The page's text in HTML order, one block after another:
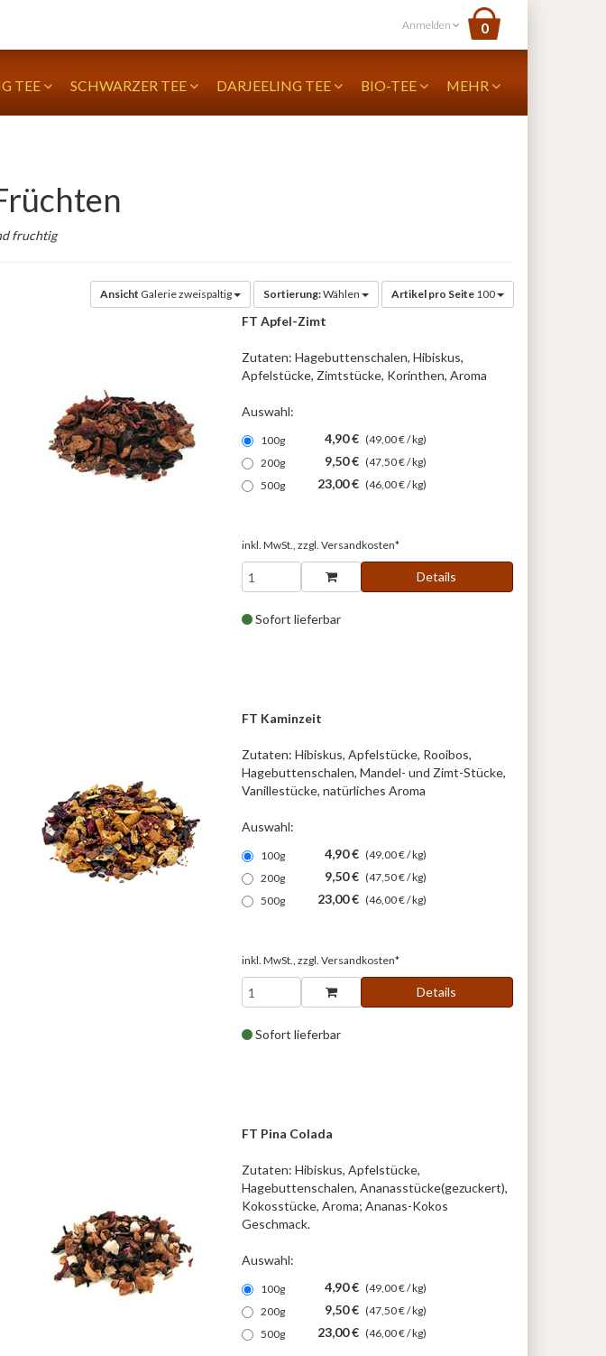
Anmelden 0
TEE SCHWARZER TEE DARJEELING TEE BIO-TEE MEHR
fruchtig
Ansicht Galerie zweispaltig Sortierung:Wählen Artikel pro Seite 100
FT Apfel-Zimt
Zutaten: Hagebuttenschalen, Hibiskus,
Apfelstücke, Zimtstücke, Korinthen, Aroma
Auswahl:
100g 4,90 € (49,00 € / kg)
200g
9,50 € (47,50 € / kg)
500g
23,00 € (46,00 € / kg)
inkl. MwSt., zzgl. Versandkosten*
Details
Sofort lieferbar
FT Kaminzeit
Zutaten: Hibiskus, Apfelstücke, Rooibos,
Hagebuttenschalen, Mandel- und Zimt-Stücke,
Vanillestücke, natürliches Aroma
Auswahl:
100g 4,90 € (49,00 € / kg)
200g
9,50 € (47,50 € / kg)
500g
23,00 € (46,00 € / kg)
inkl. MwSt., zzgl. Versandkosten*
Details
Sofort lieferbar
FT Pina Colada
Zutaten: Hibiskus, Apfelstücke,
Hagebuttenschalen, Ananasstücke(gezuckert),
Kokosstücke, Aroma; Ananas-Kokos
Geschmack.
Auswahl:
100g 4,90 € (49,00 € / kg)
200g
9,50 € (47,50 € / kg)
500g
23,00 € (46,00 € / kg)